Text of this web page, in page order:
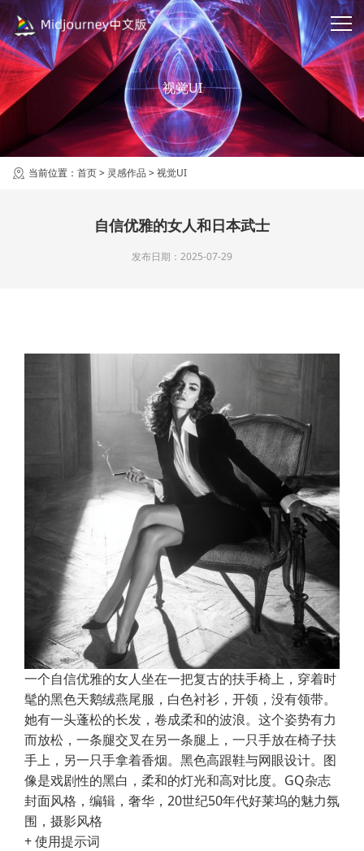
视觉UI
当前位置： 首页> 灵感作品 >视觉UI
自信优雅的女人和日本武士
发布日期：2025-07-29
一个自信优雅的女人坐在一把复古的扶手椅上，穿着时
髦的黑色天鹅绒燕尾服，白色衬衫，开领，没有领带。
她有一头蓬松的长发，卷成柔和的波浪。这个姿势有力
而放松，一条腿交叉在另一条腿上，一只手放在椅子扶
手上，另一只手拿着香烟。黑色高跟鞋与网眼设计。图
像是戏剧性的黑白，柔和的灯光和高对比度。GQ杂志
封面风格，编辑，奢华，20世纪50年代好莱坞的魅力氛
围，摄影风格
+ 使用提示词